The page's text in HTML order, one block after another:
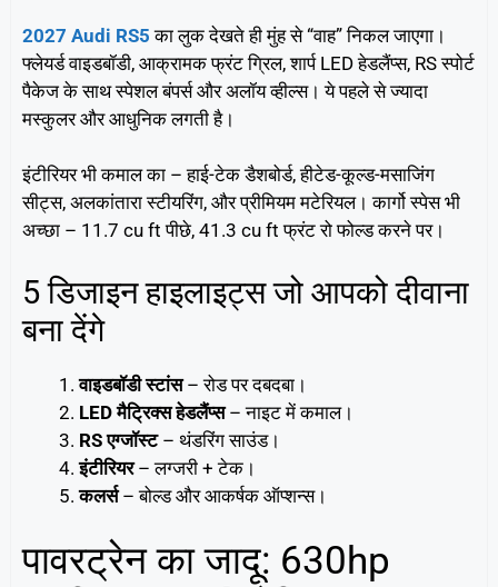
2027 Audi RS5 का लुक देखते ही मुंह से “वाह” निकल जाएगा।
फ्लेयर्ड वाइडबॉडी, आक्रामक फ्रंट ग्रिल, शार्प LED हेडलैंप्स, RS स्पोर्ट
पैकेज के साथ स्पेशल बंपर्स और अलॉय व्हील्स। ये पहले से ज्यादा
मस्कुलर और आधुनिक लगती है।
इंटीरियर भी कमाल का – हाई-टेक डैशबोर्ड, हीटेड-कूल्ड-मसाजिंग
सीट्स, अलकांतारा स्टीयरिंग, और प्रीमियम मटेरियल। कार्गो स्पेस भी
अच्छा – 11.7 cu ft पीछे, 41.3 cu ft फ्रंट रो फोल्ड करने पर।
5 डिजाइन हाइलाइट्स जो आपको दीवाना
बना देंगे
वाइडबॉडी स्टांस– रोड पर दबदबा।
LED मैट्रिक्स हेडलैंप्स– नाइट में कमाल।
RS एग्जॉस्ट– थंडरिंग साउंड।
इंटीरियर– लग्जरी + टेक।
कलर्स– बोल्ड और आकर्षक ऑप्शन्स।
पावरट्रेन का जादू: 630hp